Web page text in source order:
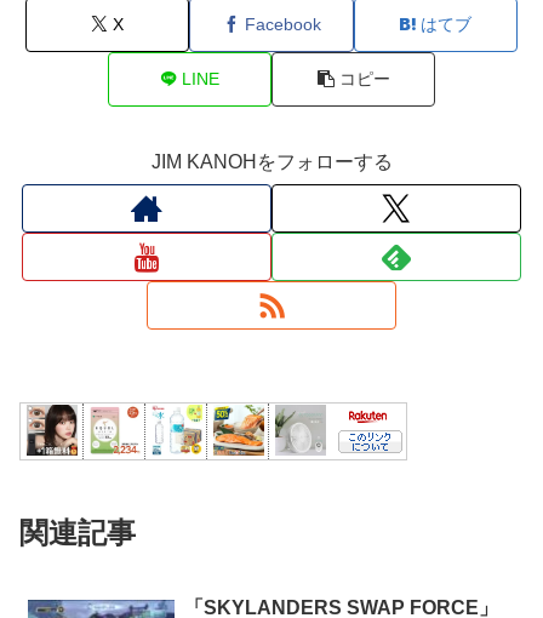
X Facebook はてブ
LINE コピー
JIM KANOHをフォローする
関連記事
「SKYLANDERS SWAP FORCE」